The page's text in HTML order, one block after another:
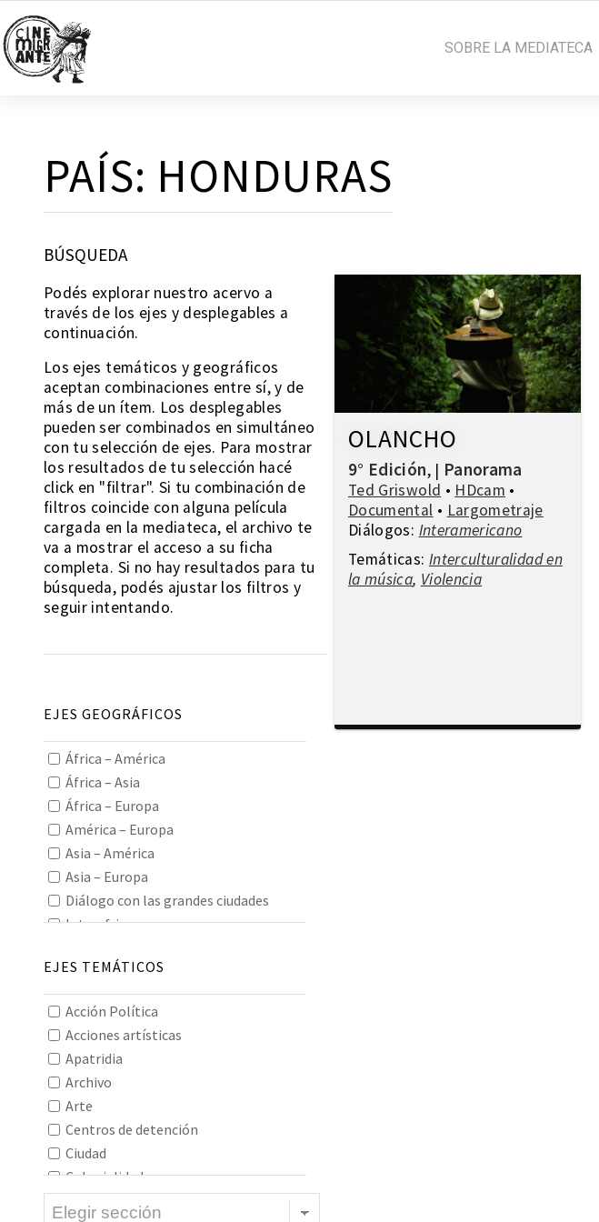
SOBRE LA MEDIATECA
PAÍS: HONDURAS
BÚSQUEDA
Podés explorar nuestro acervo a
través de los ejes y desplegables a
continuación.
Los ejes temáticos y geográficos
aceptan combinaciones entre sí, y de
más de un ítem. Los desplegables
pueden ser combinados en simultáneo
con tu selección de ejes. Para mostrar
los resultados de tu selección hacé
click en "filtrar". Si tu combinación de
filtros coincide con alguna película
cargada en la mediateca, el archivo te
va a mostrar el acceso a su ficha
completa. Si no hay resultados para tu
búsqueda, podés ajustar los filtros y
seguir intentando.
EJES GEOGRÁFICOS
África – América
África – Asia
África – Europa
América – Europa
Asia – América
Asia – Europa
Diálogo con las grandes ciudades
Interafricano
Interasiático
Intereuropeo
Oceanía
Todos los continentes
EJES TEMÁTICOS
Acción Política
Acciones artísticas
Apatridia
Archivo
Arte
Centros de detención
Ciudad
Colonialidad
OLANCHO
9° Edición, | Panorama
Ted Griswold • HDcam •
Documental • Largometraje
Diálogos: Interamericano
Temáticas: Interculturalidad en
la música, Violencia